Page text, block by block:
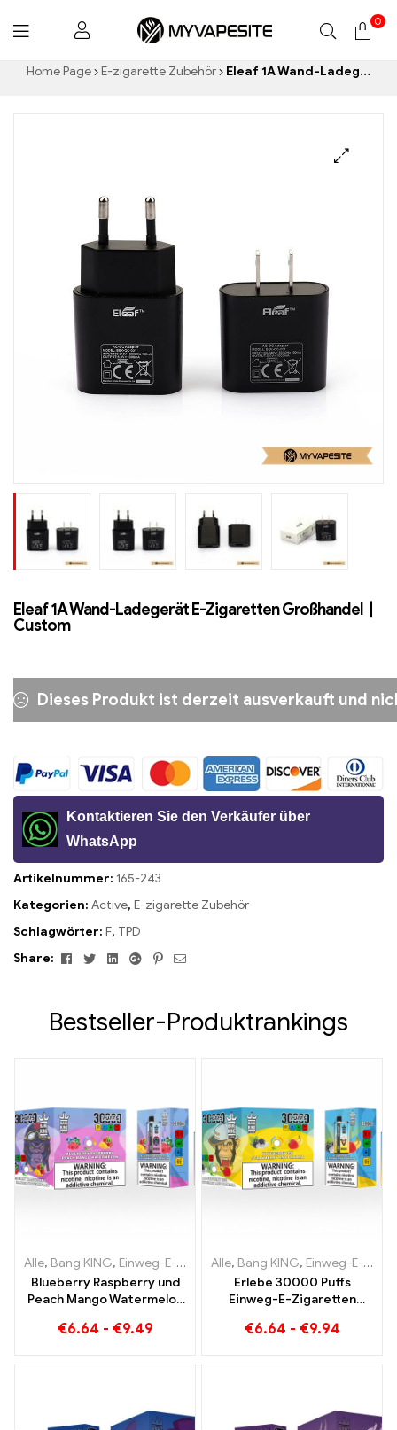
Myvapesite.de
0
Home Page E-zigarette Zubehör Eleaf 1A Wand-Ladegerät E-Zigaretten Großhandel丨Custom
Eleaf 1A Wand-Ladegerät E-Zigaretten Großhandel丨
Custom
Dieses Produkt ist derzeit ausverkauft und
Kontaktieren Sie den Verkäufer über
WhatsApp
Artikelnummer: 165-243
Kategorien: Active, E-zigarette Zubehör
Schlagwörter: F, TPD
Share:
FacebookTwitterLinkedinGoogle+Pinterest
Email
Bestseller-Produktrankings
Alle, Bang KING, Einweg-E-Zigaretten Litauen ,Einweg-E-
Blueberry Raspberry und
Peach Mango Watermelon
Puffs EINWEG E-
€6.64 - €9.49
Alle, Bang KING, Einweg-E-Zigaretten Litauen
Erlebe 30000 Puffs
Einweg-E-Zigaretten
Ice trifft auf Strawberry
€6.64 - €9.94